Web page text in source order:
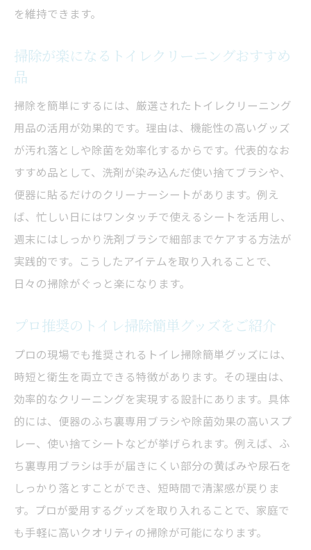
を維持できます。
掃除が楽になるトイレクリーニングおすすめ
品
掃除を簡単にするには、厳選されたトイレクリーニング
用品の活用が効果的です。理由は、機能性の高いグッズ
が汚れ落としや除菌を効率化するからです。代表的なお
すすめ品として、洗剤が染み込んだ使い捨てブラシや、
便器に貼るだけのクリーナーシートがあります。例え
ば、忙しい日にはワンタッチで使えるシートを活用し、
週末にはしっかり洗剤ブラシで細部までケアする方法が
実践的です。こうしたアイテムを取り入れることで、
日々の掃除がぐっと楽になります。
プロ推奨のトイレ掃除簡単グッズをご紹介
プロの現場でも推奨されるトイレ掃除簡単グッズには、
時短と衛生を両立できる特徴があります。その理由は、
効率的なクリーニングを実現する設計にあります。具体
的には、便器のふち裏専用ブラシや除菌効果の高いスプ
レー、使い捨てシートなどが挙げられます。例えば、ふ
ち裏専用ブラシは手が届きにくい部分の黄ばみや尿石を
しっかり落とすことができ、短時間で清潔感が戻りま
す。プロが愛用するグッズを取り入れることで、家庭で
も手軽に高いクオリティの掃除が可能になります。